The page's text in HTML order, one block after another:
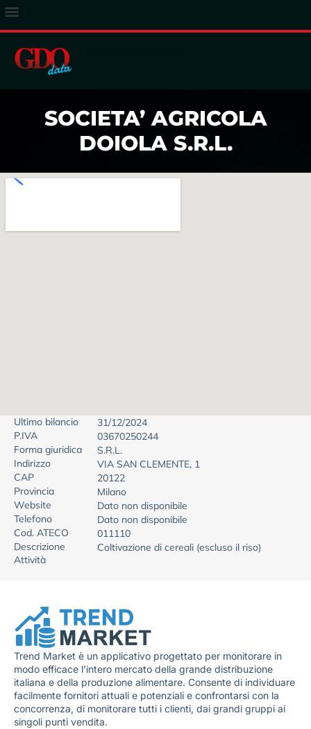
SOCIETA’ AGRICOLA
DOIOLA S.R.L.
Ultimo bilancio
31/12/2024
P.IVA
03670250244
Forma giuridica
S.R.L.
Indirizzo
VIA SAN CLEMENTE, 1
CAP
20122
Provincia
Milano
Website
Dato non disponibile
Telefono
Dato non disponibile
Cod. ATECO
011110
Descrizione
Attività
Coltivazione di cereali (escluso il riso)
Trend Market è un applicativo progettato per monitorare in
modo efficace l’intero mercato della grande distribuzione
italiana e della produzione alimentare. Consente di individuare
facilmente fornitori attuali e potenziali e confrontarsi con la
concorrenza, di monitorare tutti i clienti, dai grandi gruppi ai
singoli punti vendita.